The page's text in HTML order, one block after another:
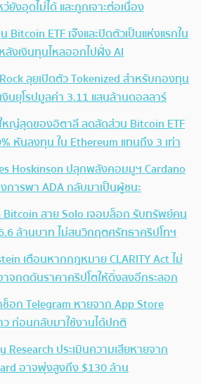
ยังอุดไม่ได้ และถูกเจาะต่อเนื่อง
Bitcoin ETF เจ๊งและปิดตัวเป็นแห่งแรกใน
ลังเงินทุนไหลออกไปฝั่ง AI
ลุยเปิดตัว Tokenized สำหรับกองทุน
งินยุโรปมูลค่า 3.11 แสนล้านดอลลาร์
หญ่สุดของอิตาลี ลดสัดส่วน Bitcoin ETF
หันลงทุน ใน Ethereum แทนถึง 3 เท่า
Hoskinson ปลุกพลังคอมมูฯ Cardano
การพา ADA กลับมาเป็นผู้ชนะ
สาย Solo เจอบล็อก รับทรัพย์คน
ล้านบาท ไม่สนวิกฤตศรัทธาคริปโทฯ
เตือนหากกฎหมาย CLARITY Act ไม่
จกดดันราคาคริปโตให้ดิ่งลงอีกระลอก
ช็อก Telegram หายจาก App Store
ว ก่อนกลับมาใช้งานได้ปกติ
Research ประเมินความเสียหายจาก
อาจพุ่งสูงถึง $130 ล้าน